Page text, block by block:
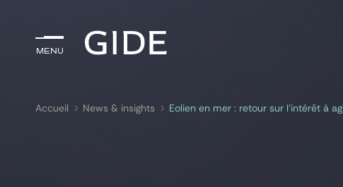
Menu
Menu
Accueil News & insights